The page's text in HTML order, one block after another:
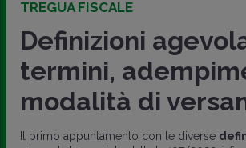
TREGUA FISCALE
Definizioni
termini,
modalità di
Il primo appuntamento con le diverse